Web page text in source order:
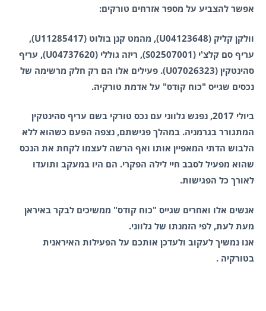
אפשר להצביע על מספר אזרחים טורקים:
וולקן קליק (U04123648), מהמט קנן בולוט (U11285417),
עריף סם קלצ'י (S02507001), ריזה גוללי (U04737620), עריף
סהינטקין (U07026323). פעילים אלו הם רק חלק מרשימה של
נכסים שגייס "כוח קודס" על אדמת טורקיה.
ביולי 2017, נפגש גלווני עם נכס טורקי בשם עריף סהינטקין
המתגורר בגרמניה. במהלך פגישתם, נצפה הפעם כשהוא ללא
הלבוש הדתי המאפיין אותו ואף הרשה לעצמו לקחת את הנכס
שהוא מפעיל לסבב חיי לילה הפקרי. הם היו במעקב ותועדו
לאורך כל הפגישות.
אנשים אלו ואחרים שגייס "כוח קודס" ממשיכים לבקר באיראן
מעת לעת, לפי הזמנתו של גלווני.
אנו נמשיך לעקוב ולעדכן אותכם על הפעילות האיראנית
בטורקיה .